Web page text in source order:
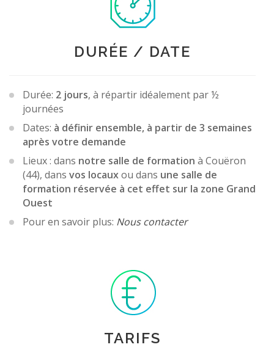
DURÉE / DATE
Durée: 2 jours, à répartir idéalement par ½
journées
Dates: à définir ensemble, à partir de 3 semaines
après votre demande
Lieux : dans notre salle de formation à Couëron
(44), dans vos locauxou dans une salle de
formation réservée à cet effet sur la zone Grand
Ouest
Pour en savoir plus: Nous contacter
TARIFS